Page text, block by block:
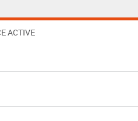
ACTIVE